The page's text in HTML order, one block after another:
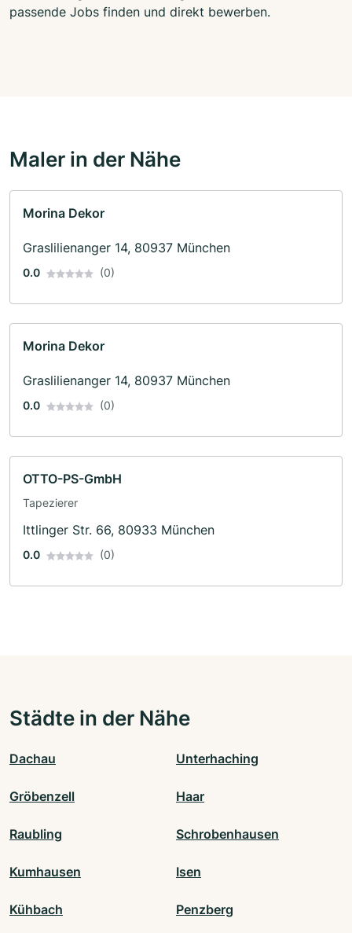
passende Jobs finden und direkt bewerben.
Maler in der Nähe
Morina Dekor
Graslilienanger 14, 80937 München
0.0 (0)
Morina Dekor
Graslilienanger 14, 80937 München
0.0 (0)
OTTO-PS-GmbH
Tapezierer
Ittlinger Str. 66, 80933 München
0.0 (0)
Städte in der Nähe
Dachau Unterhaching
Gröbenzell Haar
Raubling Schrobenhausen
Kumhausen Isen
Kühbach Penzberg